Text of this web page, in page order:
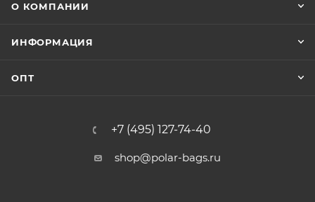
О КОМПАНИИ
ИНФОРМАЦИЯ
ОПТ
+7 (495) 127-74-40
shop@polar-bags.ru